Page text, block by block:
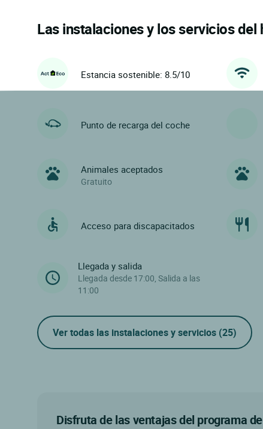
Las instalaciones y los servicios del
Estancia sostenible: 8.5/10
Punto de recarga del coche
Animales aceptados
Gratuito
Acceso para discapacitados
Llegada y salida
Llegada desde 17:00, Salida a las
11:00
Ver todas las instalaciones y servicios (25)
Disfruta de las ventajas del programa